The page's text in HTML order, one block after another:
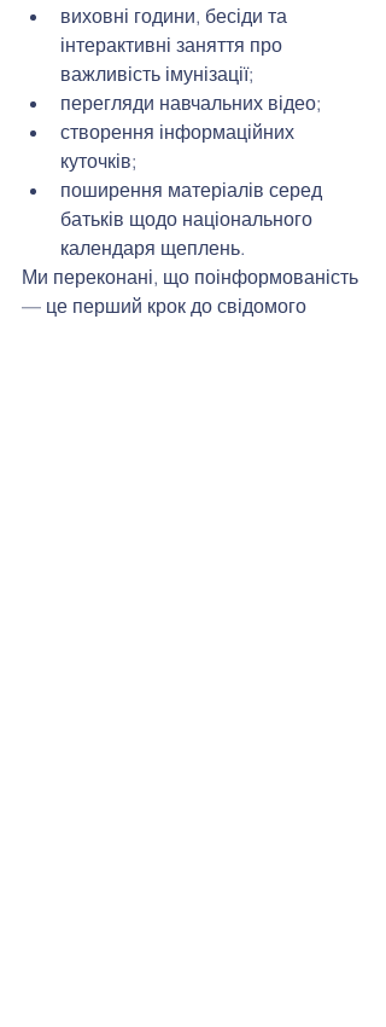
виховні години, бесіди та
інтерактивні заняття про
важливість імунізації;
перегляди навчальних відео;
створення інформаційних
куточків;
поширення матеріалів серед
батьків щодо національного
календаря щеплень.
Ми переконані, що поінформованість
— це перший крок до свідомого